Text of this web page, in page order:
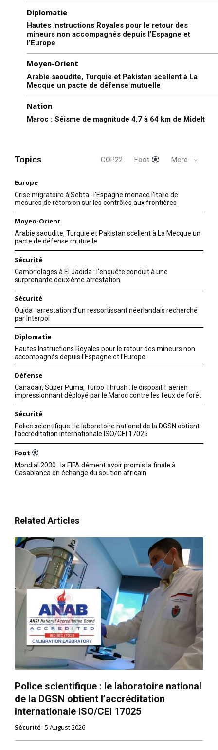
Diplomatie
Hautes Instructions Royales pour le retour des
mineurs non accompagnés depuis l’Espagne et
l’Europe
Moyen-Orient
Arabie saoudite, Turquie et Pakistan scellent à La
Mecque un pacte de défense mutuelle
Nation
Maroc : Séisme de magnitude 4,7 à 64 km de Midelt
Topics COP22 Foot More
Europe
Crise migratoire à Sebta : l’Espagne menace l’Italie de
mesures de rétorsion sur les contrôles aux frontières
Moyen-Orient
Arabie saoudite, Turquie et Pakistan scellent à La Mecque un
pacte de défense mutuelle
Sécurité
Cambriolages à El Jadida : l’enquête conduit à une
surprenante deuxième arrestation
Sécurité
Oujda : arrestation d’un ressortissant néerlandais recherché
par Interpol
Diplomatie
Hautes Instructions Royales pour le retour des mineurs non
accompagnés depuis l’Espagne et l’Europe
Défense
Canadair, Super Puma, Turbo Thrush : le dispositif aérien
impressionnant déployé par le Maroc contre les feux de forêt
Sécurité
Police scientifique : le laboratoire national de la DGSN obtient
l’accréditation internationale ISO/CEI 17025
Foot
Mondial 2030 : la FIFA dément avoir promis la finale à
Casablanca en échange du soutien africain
Related Articles
Police scientifique : le laboratoire national
de la DGSN obtient l’accréditation
internationale ISO/CEI 17025
Sécurité 5 August 2026